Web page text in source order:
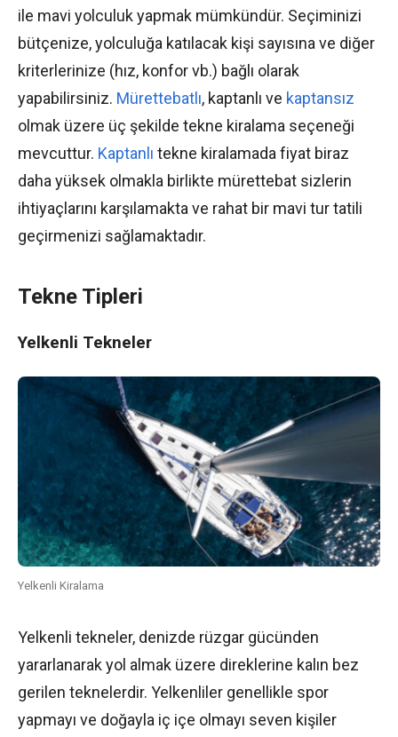
ile mavi yolculuk yapmak mümkündür. Seçiminizi
bütçenize, yolculuğa katılacak kişi sayısına ve diğer
kriterlerinize (hız, konfor vb.) bağlı olarak
yapabilirsiniz. Mürettebatlı, kaptanlı ve kaptansız
olmak üzere üç şekilde tekne kiralama seçeneği
mevcuttur. Kaptanlı tekne kiralamada fiyat biraz
daha yüksek olmakla birlikte mürettebat sizlerin
ihtiyaçlarını karşılamakta ve rahat bir mavi tur tatili
geçirmenizi sağlamaktadır.
Tekne Tipleri
Yelkenli Tekneler
Yelkenli Kiralama
Yelkenli tekneler, denizde rüzgar gücünden
yararlanarak yol almak üzere direklerine kalın bez
gerilen teknelerdir. Yelkenliler genellikle spor
yapmayı ve doğayla iç içe olmayı seven kişiler